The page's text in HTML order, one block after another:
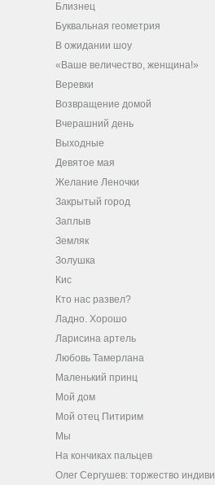
Близнец
Буквальная геометрия
В ожидании шоу
«Ваше величество, женщина!»
Веревки
Возвращение домой
Вчерашний день
Выходные
Девятое мая
Желание Леночки
Закрытый город
Заплыв
Земляк
Золушка
Кис
Кто нас развел?
Ладно. Хорошо
Ларисина артель
Любовь Тамерлана
Маленький принц
Мой дом
Мой отец Питирим
Мы
На кончиках пальцев
Олег Сергушев: торжество